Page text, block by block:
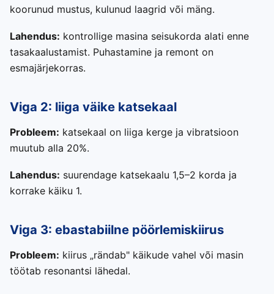
koorunud mustus, kulunud laagrid või mäng.
Lahendus: kontrollige masina seisukorda alati enne
tasakaalustamist. Puhastamine ja remont on
esmajärjekorras.
Viga 2: liiga väike katsekaal
Probleem: katsekaal on liiga kerge ja vibratsioon
muutub alla 20%.
Lahendus: suurendage katsekaalu 1,5–2 korda ja
korrake käiku 1.
Viga 3: ebastabiilne pöörlemiskiirus
Probleem: kiirus „rändab" käikude vahel või masin
töötab resonantsi lähedal.